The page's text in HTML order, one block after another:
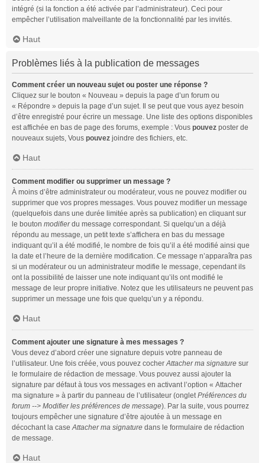
intégré (si la fonction a été activée par l’administrateur). Ceci pour
empêcher l’utilisation malveillante de la fonctionnalité par les invités.
Haut
Problèmes liés à la publication de messages
Comment créer un nouveau sujet ou poster une réponse ?
Cliquez sur le bouton « Nouveau » depuis la page d’un forum ou
« Répondre » depuis la page d’un sujet. Il se peut que vous ayez besoin
d’être enregistré pour écrire un message. Une liste des options disponibles
est affichée en bas de page des forums, exemple : Vous pouvez poster de
nouveaux sujets, Vous pouvez joindre des fichiers, etc.
Haut
Comment modifier ou supprimer un message ?
À moins d’être administrateur ou modérateur, vous ne pouvez modifier ou
supprimer que vos propres messages. Vous pouvez modifier un message
(quelquefois dans une durée limitée après sa publication) en cliquant sur
le bouton modifierdu message correspondant. Si quelqu’un a déjà
répondu au message, un petit texte s’affichera en bas du message
indiquant qu’il a été modifié, le nombre de fois qu’il a été modifié ainsi que
la date et l’heure de la dernière modification. Ce message n’apparaîtra pas
si un modérateur ou un administrateur modifie le message, cependant ils
ont la possibilité de laisser une note indiquant qu’ils ont modifié le
message de leur propre initiative. Notez que les utilisateurs ne peuvent pas
supprimer un message une fois que quelqu’un y a répondu.
Haut
Comment ajouter une signature à mes messages ?
Vous devez d’abord créer une signature depuis votre panneau de
l’utilisateur. Une fois créée, vous pouvez cocherAttacher ma signature sur
le formulaire de rédaction de message. Vous pouvez aussi ajouter la
signature par défaut à tous vos messages en activant l’option « Attacher
ma signature » à partir du panneau de l’utilisateur (ongletPréférences du
forum --> Modifier les préférences de message). Par la suite, vous pourrez
toujours empêcher une signature d’être ajoutée à un message en
décochant la caseAttacher ma signature dans le formulaire de rédaction
de message.
Haut